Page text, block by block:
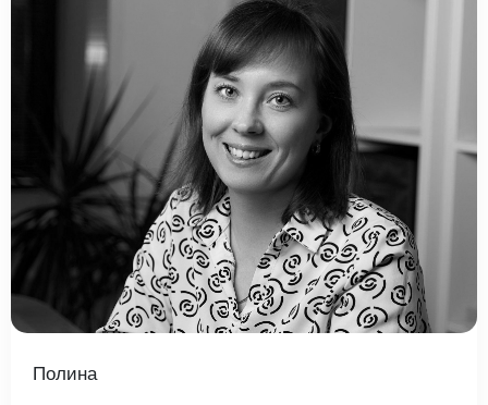
Полина